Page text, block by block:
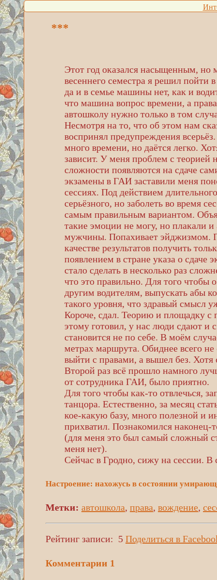
***
Этот год оказался насыщенным, но
весеннего семестра я решил пойти
да и в семье машины нет, как и
что машина вопрос времени, а
автошколу нужно только в том
Несмотря на то, что об этом нам
воспринял предупреждения
много времени, но даётся легко.
зависит. У меня проблем с теорией
сложности появляются на сдаче
экзамены в ГАИ заставили меня
сессиях. Под действием
серьёзного, но заболеть во время
самым правильным вариантом.
такие эмоции не могу, но плакали
мужчины. Попахивает эйджизмом.
качестве результатов получить
появлением в стране указа о сдаче
стало сделать в несколько раз
что это правильно. Для того чтобы
другим водителям, выпускать абы
такого уровня, что здравый смысл
Короче, сдал. Теорию и площадку с
этому готовил, у нас люди сдают и
становится не по себе. В моём
метрах маршрута. Обиднее всего
выйти с правами, а вышел без. Хотя
Второй раз всё прошло намного
от сотрудника ГАИ, было приятно.
Для того чтобы как-то отвлечься,
танцора. Естественно, за месяц
кое-какую базу, много полезной и
прихватил. Познакомился
(для меня это был самый сложный
меня нет).
Сейчас в Гродно, сижу на сессии.
Настроение: нахожусь в состоянии
Метки: автошкола,права,вождение,
Рейтинг записи: 5 Поделиться в
Комментарии 1